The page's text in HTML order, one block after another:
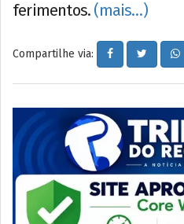
ferimentos. (mais…)
Compartilhe via: